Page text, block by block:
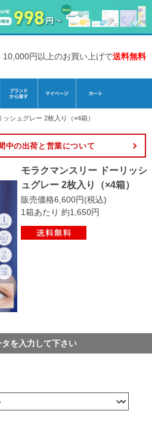
10,000円以上のお買い上げで送料無料
シュグレー 2枚入り（×4箱）
中の出荷と営業について
モラクマンスリー ドーリッシ
ュグレー 2枚入り（×4箱）
販売価格6,600円(税込)
1箱あたり 約1,650円
を入力して下さい